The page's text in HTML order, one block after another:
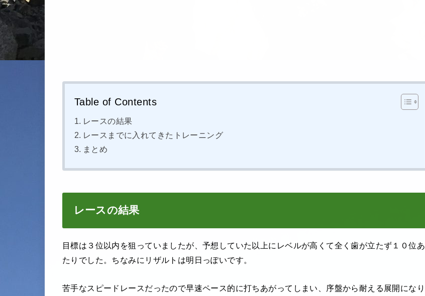
Table of Contents
レースの結果
レースまでに入れてきたトレーニング
まとめ
レースの結果
目標は３位以内を狙っていましたが、予想していた以上にレベルが高くて全く歯が立たず１０位あ
たりでした。ちなみにリザルトは明日っぽいです。
苦手なスピードレースだったので早速ペース的に打ちあがってしまい、序盤から耐える展開になり